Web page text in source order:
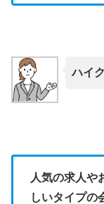
ハイ
人気の求人や
しいタイプの